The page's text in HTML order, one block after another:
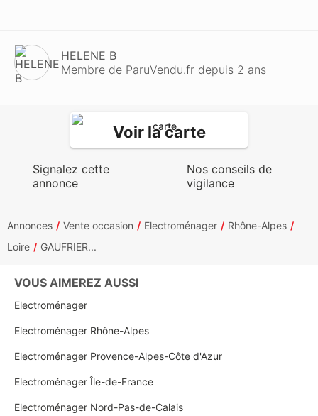
HELENE B
Membre de ParuVendu.fr depuis 2 ans
Voir la carte
Signalez cette
annonce
Nos conseils de
vigilance
Annonces Vente occasion Electroménager
Rhône-Alpes
Loire
GAUFRIER...
VOUS AIMEREZ AUSSI
Electroménager
Electroménager Rhône-Alpes
Electroménager Provence-Alpes-Côte d'Azur
Electroménager Île-de-France
Electroménager Nord-Pas-de-Calais